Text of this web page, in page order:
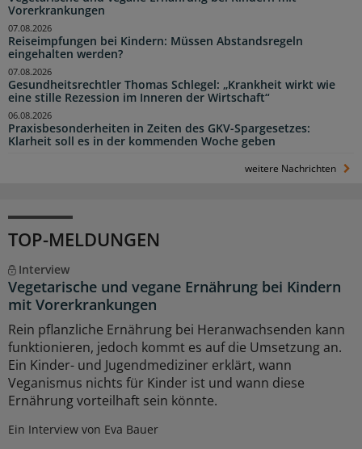
Vorerkrankungen
Reiseimpfungen bei Kindern: Müssen Abstandsregeln
eingehalten werden?
07.08.2026
Gesundheitsrechtler Thomas Schlegel: „Krankheit wirkt wie
eine stille Rezession im Inneren der Wirtschaft“
07.08.2026
Praxisbesonderheiten in Zeiten des GKV-Spargesetzes:
Klarheit soll es in der kommenden Woche geben
06.08.2026
weitere Nachrichten
TOP-MELDUNGEN
Interview
Vegetarische und vegane Ernährung bei Kindern
mit Vorerkrankungen
Rein pflanzliche Ernährung bei Heranwachsenden kann
funktionieren, jedoch kommt es auf die Umsetzung an.
Ein Kinder- und Jugendmediziner erklärt, wann
Veganismus nichts für Kinder ist und wann diese
Ernährung vorteilhaft sein könnte.
Ein Interview von Eva Bauer